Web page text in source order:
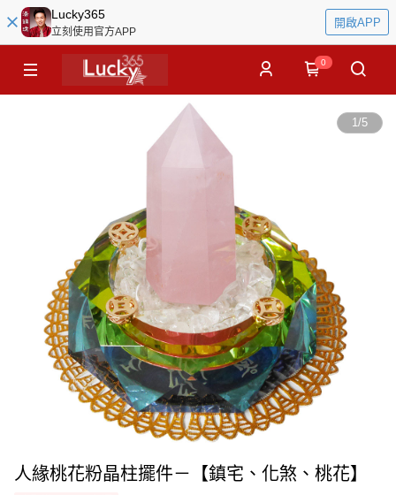
Lucky365
立刻使用官方APP
開啟APP
0
1/5
人緣桃花粉晶柱擺件－【鎮宅、化煞、桃花】